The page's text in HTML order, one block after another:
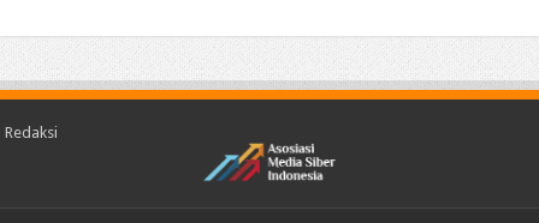
Redaksi